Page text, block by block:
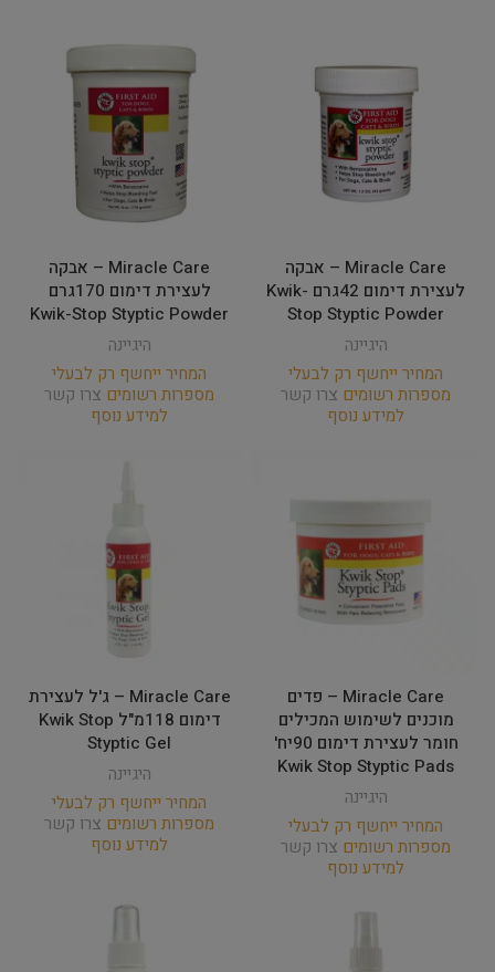
Miracle Care – אבקה
לעצירת דימום 42גרם Kwik-
Stop Styptic Powder
היגיינה
המחיר ייחשף רק לבעלי
מספרות רשומים צרו קשר
למידע נוסף
Miracle Care – אבקה
לעצירת דימום 170גרם
Kwik-Stop Styptic Powder
היגיינה
המחיר ייחשף רק לבעלי
מספרות רשומים צרו קשר
למידע נוסף
Miracle Care – פדים
מוכנים לשימוש המכילים
חומר לעצירת דימום 90יח'
Kwik Stop Styptic Pads
היגיינה
המחיר ייחשף רק לבעלי
מספרות רשומים צרו קשר
למידע נוסף
Miracle Care – ג'ל לעצירת
דימום 118מ"ל Kwik Stop
Styptic Gel
היגיינה
המחיר ייחשף רק לבעלי
מספרות רשומים צרו קשר
למידע נוסף